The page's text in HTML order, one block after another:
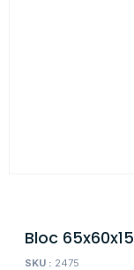
Bloc 65x60x15
SKU : 2475